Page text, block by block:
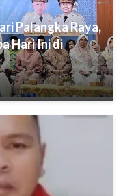
Palangka Raya,
Hari Ini di